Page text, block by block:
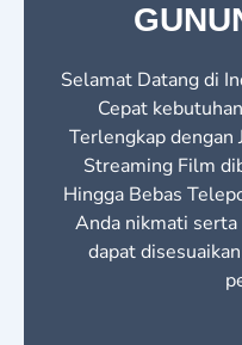
Selamat Datang di
Cepat
Terlengkap
Streaming Film
Hingga Bebas
Anda nikmati serta
dapat